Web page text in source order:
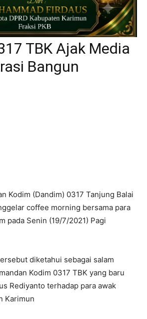
TBK Ajak Media
Bangun
Kodim (Dandim) 0317 Tanjung Balai
coffee morning bersama para
pada Senin (19/7/2021) Pagi
diketahui sebagai salam
Kodim 0317 TBK yang baru
Rediyanto terhadap para awak
Karimun